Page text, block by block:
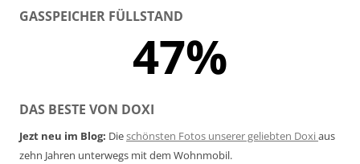
GASSPEICHER FÜLLSTAND
47%
DAS BESTE VON DOXI
Jezt neu im Blog: Dieschönsten Fotos unserer geliebten Doxiaus
zehn Jahren unterwegs mit dem Wohnmobil.